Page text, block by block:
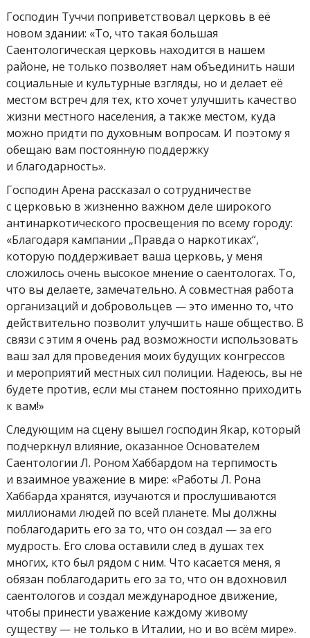
Господин Туччи поприветствовал церковь в её
новом здании: «То, что такая большая
Саентологическая церковь находится в нашем
районе, не только позволяет нам объединить наши
социальные и культурные взгляды, но и делает её
местом встреч для тех, кто хочет улучшить качество
жизни местного населения, а также местом, куда
можно придти по духовным вопросам. И поэтому я
обещаю вам постоянную поддержку
и благодарность».
Господин Арена рассказал о сотрудничестве
с церковью в жизненно важном деле широкого
антинаркотического просвещения по всему городу:
«Благодаря кампании „Правда о наркотиках“,
которую поддерживает ваша церковь, у меня
сложилось очень высокое мнение о саентологах. То,
что вы делаете, замечательно. А совместная работа
организаций и добровольцев — это именно то, что
действительно позволит улучшить наше общество. В
связи с этим я очень рад возможности использовать
ваш зал для проведения моих будущих конгрессов
и мероприятий местных сил полиции. Надеюсь, вы не
будете против, если мы станем постоянно приходить
к вам!»
Следующим на сцену вышел господин Якар, который
подчеркнул влияние, оказанное Основателем
Саентологии Л. Роном Хаббардом на терпимость
и взаимное уважение в мире: «Работы Л. Рона
Хаббарда хранятся, изучаются и прослушиваются
миллионами людей по всей планете. Мы должны
поблагодарить его за то, что он создал — за его
мудрость. Его слова оставили след в душах тех
многих, кто был рядом с ним. Что касается меня, я
обязан поблагодарить его за то, что он вдохновил
саентологов и создал международное движение,
чтобы принести уважение каждому живому
существу — не только в Италии, но и во всём мире».